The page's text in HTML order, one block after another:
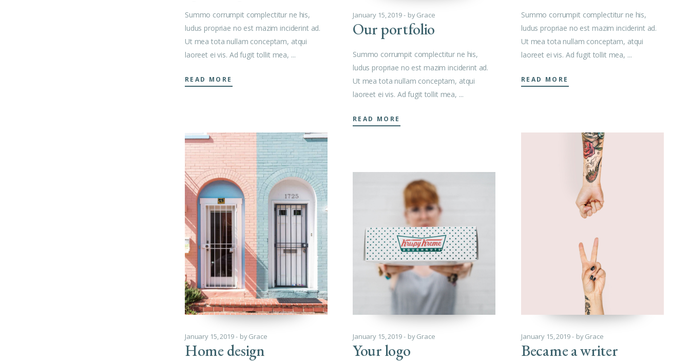
Summo corrumpit complectitur ne his,
ludus propriae no est mazim inciderint ad.
Ut mea tota nullam conceptam, atqui
laoreet ei vis. Ad fugit tollit mea,
READ MORE
January 15, 2019 byGrace
Our portfolio
Summo corrumpit complectitur ne his,
ludus propriae no est mazim inciderint ad.
Ut mea tota nullam conceptam, atqui
laoreet ei vis. Ad fugit tollit mea,
READ MORE
Summo corrumpit complectitur ne his,
ludus propriae no est mazim inciderint ad.
Ut mea tota nullam conceptam, atqui
laoreet ei vis. Ad fugit tollit mea,
READ MORE
January 15, 2019 byGrace
Home design
January 15, 2019 byGrace
Became a writer
January 15, 2019 byGrace
Your logo